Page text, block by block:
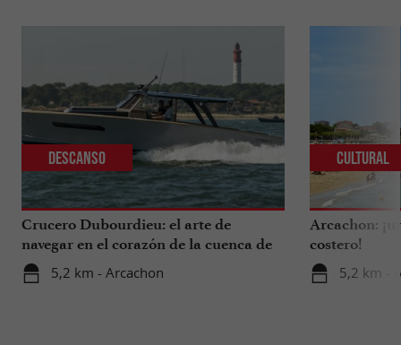
Crucero Dubourdieu: el arte de
navegar en el corazón de la cuenca de
Arcachon.
5,2 km - Arcachon
Descanso
Arcachon:
costero!
5,2 km -
Cultural